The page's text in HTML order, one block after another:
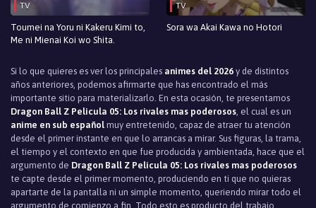
TV
Toumei na Yoru ni Kakeru Kimi to,
Me ni Mienai Koi wo Shita.
TV
Sora wa Akai Kawa no Hotori
Si lo que quieres es ver los principales animes del 2026 y de distintos
años anteriores, podemos afirmarte que has encontrado el más
importante sitio para materializarlo. En esta ocasión, te presentamos
Dragon Ball Z Pelicula 05: Los rivales mas poderosos, el cual es un
anime en sub español muy entretenido, capaz de atraer tu atención
desde el primer instante en que lo arrancas a mirar. Sus figuras, la trama,
el tiempo y el contexto en que fue producida y ambientada, hace que el
argumento de Dragon Ball Z Pelicula 05: Los rivales mas poderosos
te capte desde el primer momento, produciendo en ti que no quieras
apartarte de la pantalla ni un simple momento, queriendo mirar todo el
argumento de comienzo a fin. Todo esto es producto del trabajo